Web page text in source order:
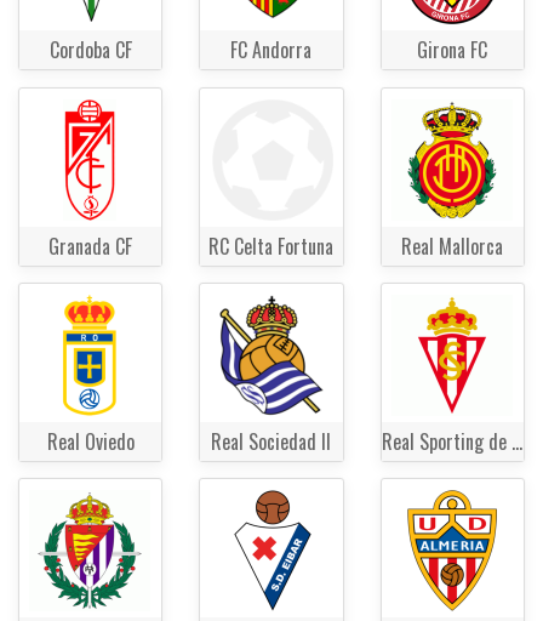
Cordoba CF FC Andorra Girona FC
Granada CF RC Celta Fortuna Real Mallorca
Real Oviedo Real Sociedad II Real Sporting de Gijon